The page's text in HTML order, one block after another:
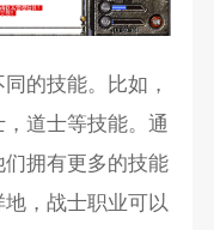
的技能。比如，
道士等技能。通
拥有更多的技能
，战士职业可以